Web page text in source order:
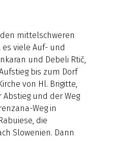
mittelschweren
viele Auf- und
und Debeli Rtič,
bis zum Dorf
von Hl. Brigitte,
und der Weg
Weg in
die
Slowenien. Dann